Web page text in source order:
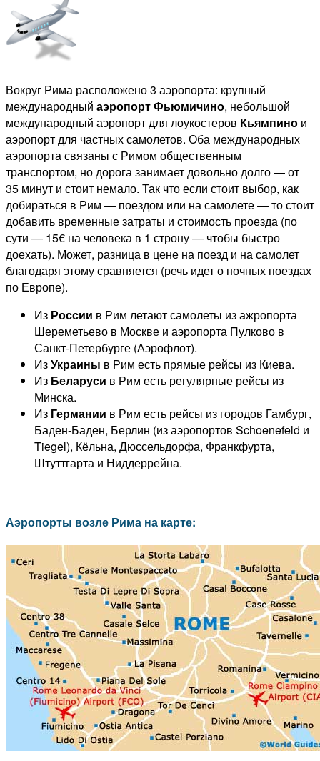
Вокруг Рима расположено 3 аэропорта: крупный
международный аэропорт Фьюмичино, небольшой
международный аэропорт для лоукостеров Кьямпино и
аэропорт для частных самолетов. Оба международных
аэропорта связаны с Римом общественным
транспортом, но дорога занимает довольно долго — от
35 минут и стоит немало. Так что если стоит выбор, как
добираться в Рим — поездом или на самолете — то стоит
добавить временные затраты и стоимость проезда (по
сути — 15€ на человека в 1 строну — чтобы быстро
доехать). Может, разница в цене на поезд и на самолет
благодаря этому сравняется (речь идет о ночных поездах
по Европе).
Из России в Рим летают самолеты из ажропорта
Шереметьево в Москве и аэропорта Пулково в
Санкт-Петербурге (Аэрофлот).
ИзУкраины в Рим есть прямые рейсы из Киева.
Из Беларуси в Рим есть регулярные рейсы из
Минска.
Из Германии в Рим есть рейсы из городов Гамбург,
Баден-Баден, Берлин (из аэропортов Schoenefeld и
Tiegel), Кёльна, Дюссельдорфа, Франкфурта,
Штуттгарта и Ниддеррейна.
Аэропорты возле Рима на карте: